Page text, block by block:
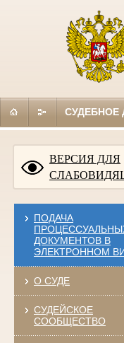
СУДЕБНОЕ
ВЕРСИЯ ДЛЯ
ПОДАЧА
ДОКУМЕНТОВ В
ЭЛЕКТРОННОМ
О СУДЕ
СУДЕЙСКОЕ
СООБЩЕСТВО